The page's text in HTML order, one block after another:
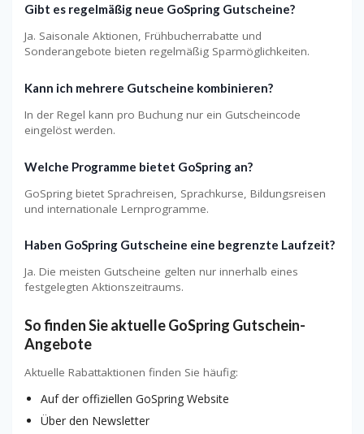
Gibt es regelmäßig neue GoSpring Gutscheine?
Ja. Saisonale Aktionen, Frühbucherrabatte und
Sonderangebote bieten regelmäßig Sparmöglichkeiten.
Kann ich mehrere Gutscheine kombinieren?
In der Regel kann pro Buchung nur ein Gutscheincode
eingelöst werden.
Welche Programme bietet GoSpring an?
GoSpring bietet Sprachreisen, Sprachkurse, Bildungsreisen
und internationale Lernprogramme.
Haben GoSpring Gutscheine eine begrenzte Laufzeit?
Ja. Die meisten Gutscheine gelten nur innerhalb eines
festgelegten Aktionszeitraums.
So finden Sie aktuelle GoSpring Gutschein-
Angebote
Aktuelle Rabattaktionen finden Sie häufig:
Auf der offiziellen GoSpring Website
Über den Newsletter